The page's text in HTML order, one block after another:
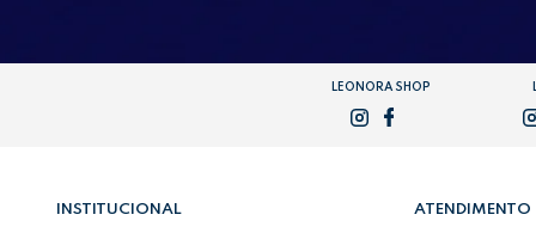
LEONORA SHOP
INSTITUCIONAL ATENDIMENTO